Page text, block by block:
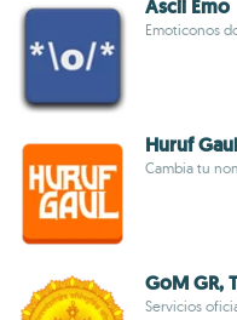
Ascii Emo
Emoticonos
Huruf Gaul
Cambia tu
GoM GR,
Servicios